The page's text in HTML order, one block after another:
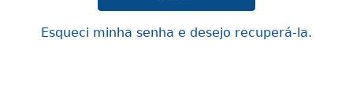
Esqueci minha senha e desejo recuperá-la.